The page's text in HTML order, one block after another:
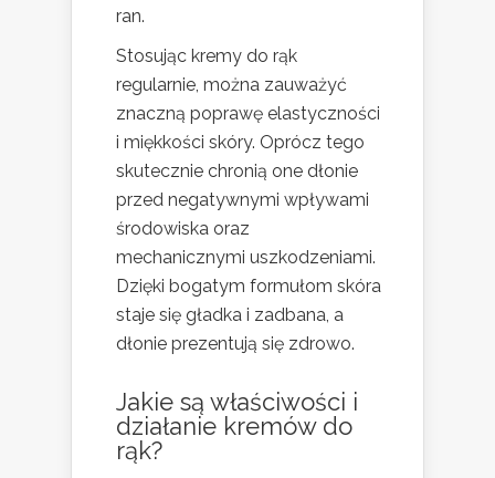
ran.
Stosując kremy do rąk
regularnie, można zauważyć
znaczną poprawę elastyczności
i miękkości skóry. Oprócz tego
skutecznie chronią one dłonie
przed negatywnymi wpływami
środowiska oraz
mechanicznymi uszkodzeniami.
Dzięki bogatym formułom skóra
staje się gładka i zadbana, a
dłonie prezentują się zdrowo.
Jakie są właściwości i
działanie kremów do
rąk?